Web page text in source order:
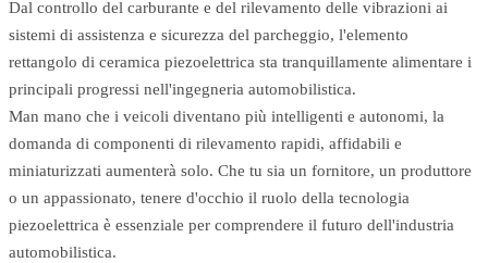
Dal controllo del carburante e del rilevamento delle vibrazioni ai
sistemi di assistenza e sicurezza del parcheggio, l'elemento
rettangolo di ceramica piezoelettrica sta tranquillamente alimentare i
principali progressi nell'ingegneria automobilistica.
Man mano che i veicoli diventano più intelligenti e autonomi, la
domanda di componenti di rilevamento rapidi, affidabili e
miniaturizzati aumenterà solo. Che tu sia un fornitore, un produttore
o un appassionato, tenere d'occhio il ruolo della tecnologia
piezoelettrica è essenziale per comprendere il futuro dell'industria
automobilistica.